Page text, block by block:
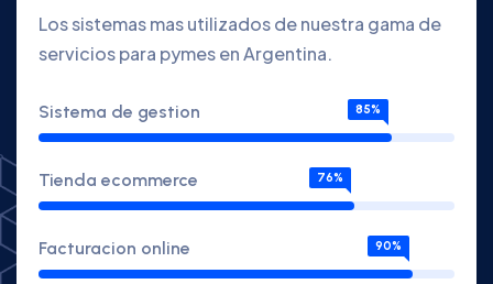
Los sistemas mas utilizados de nuestra gama de
servicios para pymes en Argentina.
Sistema de gestion 85%
Tienda ecommerce 76%
Facturacion online 90%